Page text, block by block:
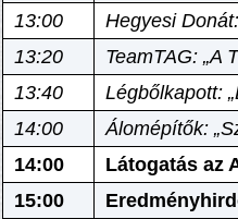
13:00
Hegyesi
13:20
TeamTAG: „A
13:40
Légbőlkapott:
14:00
Álomépítők:
14:00
Látogatás az
15:00